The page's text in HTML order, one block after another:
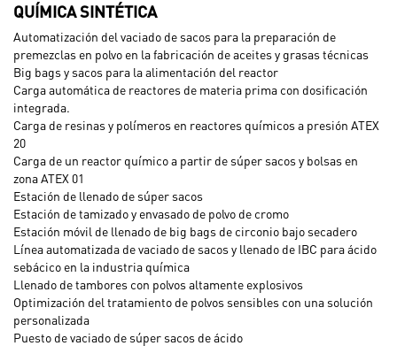
QUÍMICA SINTÉTICA
Automatización del vaciado de sacos para la preparación de
premezclas en polvo en la fabricación de aceites y grasas técnicas
Big bags y sacos para la alimentación del reactor
Carga automática de reactores de materia prima con dosificación
integrada.
Carga de resinas y polímeros en reactores químicos a presión ATEX
20
Carga de un reactor químico a partir de súper sacos y bolsas en
zona ATEX 01
Estación de llenado de súper sacos
Estación de tamizado y envasado de polvo de cromo
Estación móvil de llenado de big bags de circonio bajo secadero
Línea automatizada de vaciado de sacos y llenado de IBC para ácido
sebácico en la industria química
Llenado de tambores con polvos altamente explosivos
Optimización del tratamiento de polvos sensibles con una solución
personalizada
Puesto de vaciado de súper sacos de ácido